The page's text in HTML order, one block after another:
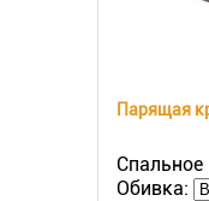
Спальное
Обивка: